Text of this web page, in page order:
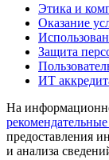
Этика и
Оказание
Защита
ИТ
На
предоставления
и анализа